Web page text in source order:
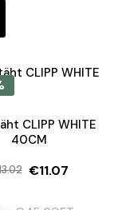
CLIPP WHITE
40CM
Algne
€11.07
Current